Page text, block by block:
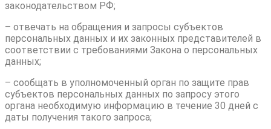
законодательством РФ;
– отвечать на обращения и запросы субъектов
персональных данных и их законных представителей в
соответствии с требованиями Закона о персональных
данных;
– сообщать в уполномоченный орган по защите прав
субъектов персональных данных по запросу этого
органа необходимую информацию в течение 30 дней с
даты получения такого запроса;